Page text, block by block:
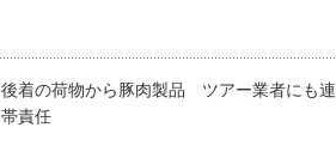
後着の荷物から豚肉製品 ツアー業者にも連
帯責任